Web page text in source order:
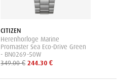
CITIZEN
Herenhorloge Marine
Promaster Sea Eco-Drive Green
- BN0269-50W
349.00 € 244.30 €